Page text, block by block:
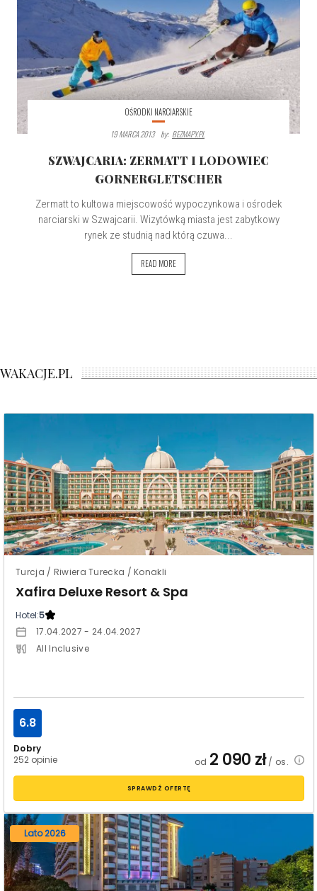
OŚRODKI NARCIARSKIE
19 MARCA 2013
By: BEZMAPY.PL
SZWAJCARIA: ZERMATT I LODOWIEC
GORNERGLETSCHER
Zermatt to kultowa miejscowość wypoczynkowa i ośrodek
narciarski w Szwajcarii. Wizytówką miasta jest zabytkowy
rynek ze studnią nad którą czuwa...
READ MORE
WAKACJE.PL
Turcja / Riwiera Turecka / Konakli
Xafira Deluxe Resort & Spa
Hotel:5
17.04.2027 - 24.04.2027
All Inclusive
Dobry
252 opinie
6.8
od 2 090 zł/ os.
SPRAWDŹ OFERTĘ
Lato 2026